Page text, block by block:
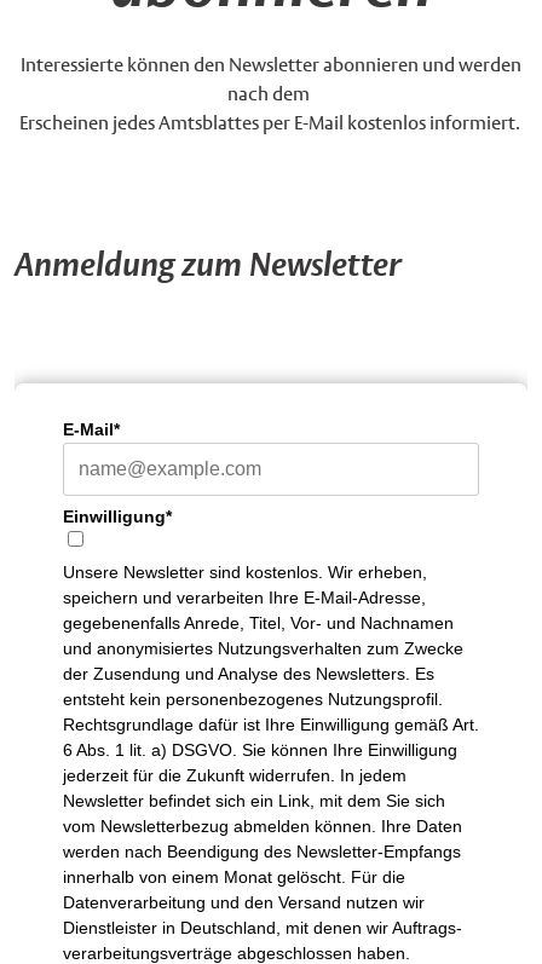
Interessierte können den Newsletter abonnieren und werden
nach dem
Erscheinen jedes Amtsblattes per E-Mail kostenlos informiert.
Anmeldung zum Newsletter